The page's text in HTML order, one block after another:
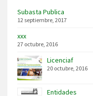
Subasta Publica
12 septiembre, 2017
xxx
27 octubre, 2016
Licenciaf
20 octubre, 2016
Entidades